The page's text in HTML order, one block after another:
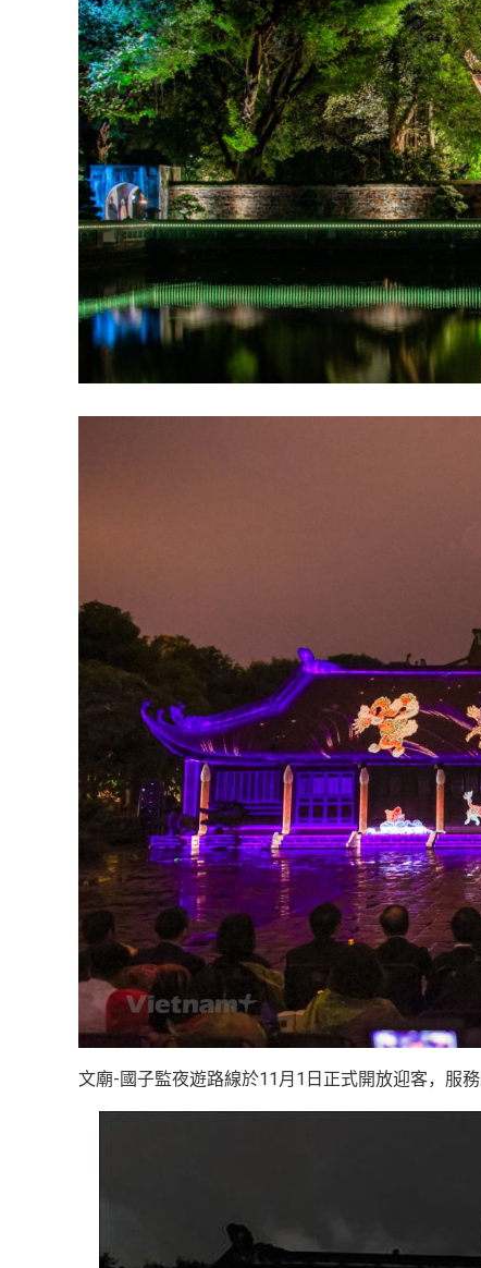
合
作
夥
伴！
越
南
LOCAL
旅
行
文廟-國子監夜遊路線於11月1日正式開放迎客，服